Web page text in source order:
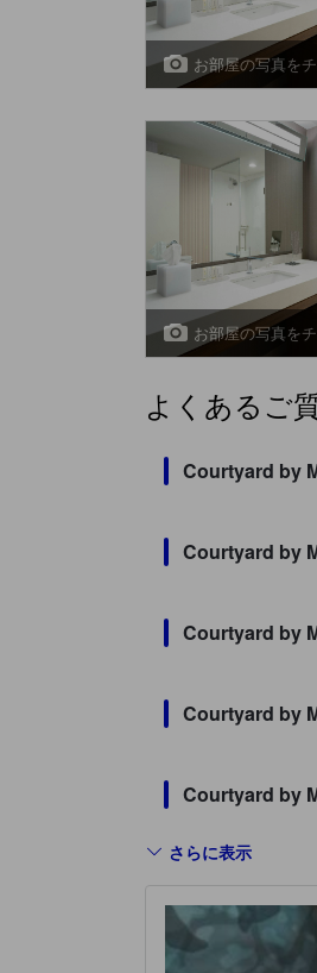
お部屋の写真を
お部屋の写真を
よくあるご
Courtyard by
Courtyard by
Courtyard by
Courtyard by
Courtyard by
さらに表示